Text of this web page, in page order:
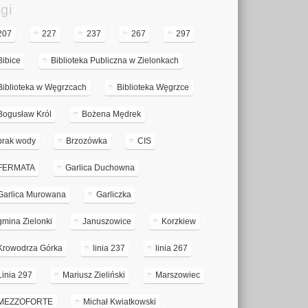
227 237 267 297
Biblioteka Publiczna w Zielonkach
w Węgrzcach Biblioteka Węgrzce
Król Bożena Mędrek
wody Brzozówka CIS
Garlica Duchowna
Murowana Garliczka
Zielonki Januszowice Korzkiew
Górka linia 237 linia 267
297 Mariusz Zieliński Marszowiec
Michał Kwiatkowski